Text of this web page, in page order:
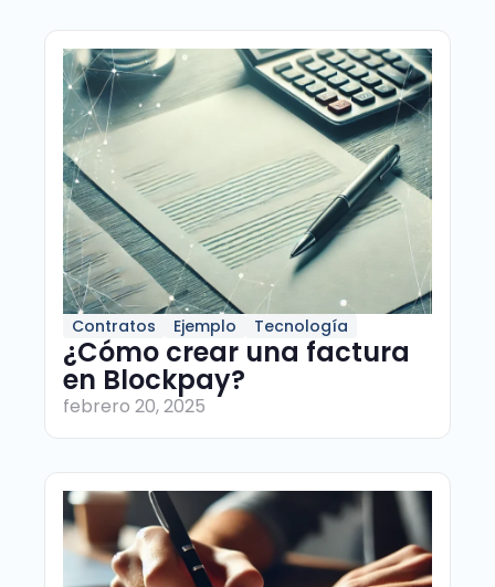
Contratos Ejemplo Tecnología
¿Cómo crear una factura
en Blockpay?
febrero 20, 2025